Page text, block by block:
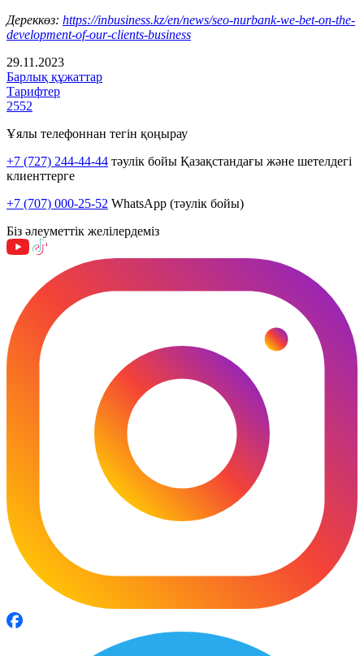
Дереккөз: https://inbusiness.kz/en/news/seo-nurbank-we-bet-on-the-
development-of-our-clients-business
29.11.2023
Барлық құжаттар
Тарифтер
2552
Ұялы телефоннан тегін қоңырау
+7 (727) 244-44-44 тәулік бойы Қазақстандағы және шетелдегі
клиенттерге
+7 (707) 000-25-52 WhatsApp (тәулік бойы)
Біз әлеуметтік желілердеміз